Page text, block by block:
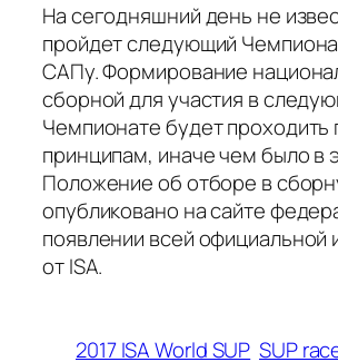
На сегодняшний день не
пройдет следующий
САПу. Формирование
сборной для участия в
Чемпионате будет проходить
принципам, иначе чем было в
Положение об отборе в
опубликовано на сайте
появлении всей
от ISA.
2017 ISA World SUP SUP